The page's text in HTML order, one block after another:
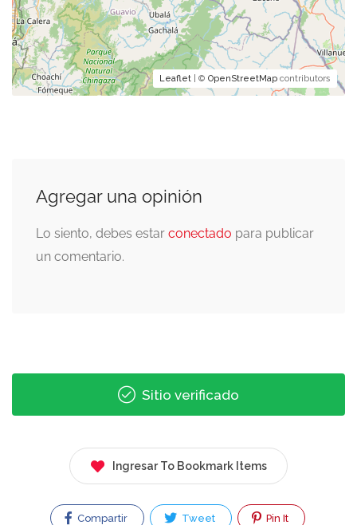
Leaflet | © OpenStreetMap contributors
Agregar una opinión
Lo siento, debes estar conectado para publicar
un comentario.
Sitio verificado
Ingresar To Bookmark Items
Compartir Tweet Pin It